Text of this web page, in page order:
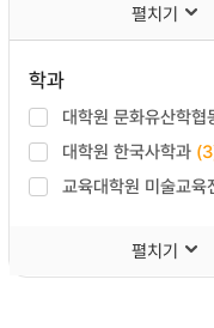
펼치기
학과
대학원 문화유산학협
대학원 한국사학과
교육대학원 미술교육
펼치기